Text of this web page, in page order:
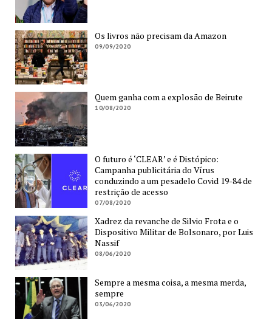
Os livros não precisam da Amazon
09/09/2020
Quem ganha com a explosão de Beirute
10/08/2020
O futuro é ‘CLEAR’ e é Distópico:
Campanha publicitária do Vírus
conduzindo a um pesadelo Covid 19-84 de
restrição de acesso
07/08/2020
Xadrez da revanche de Silvio Frota e o
Dispositivo Militar de Bolsonaro, por Luis
Nassif
08/06/2020
Sempre a mesma coisa, a mesma merda,
sempre
03/06/2020